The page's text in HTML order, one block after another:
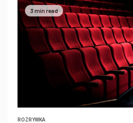
3 min read
ROZRYWKA